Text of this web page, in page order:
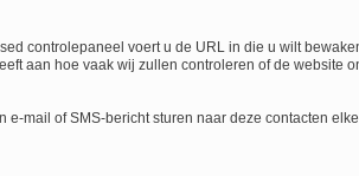
controlepaneel voert u de URL in die u wilt
aan hoe vaak wij zullen controleren of de website
mail of SMS-bericht sturen naar deze contacten